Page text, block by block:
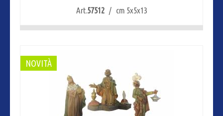
Art.57512/ cm 5x5x13
NOVITÀ